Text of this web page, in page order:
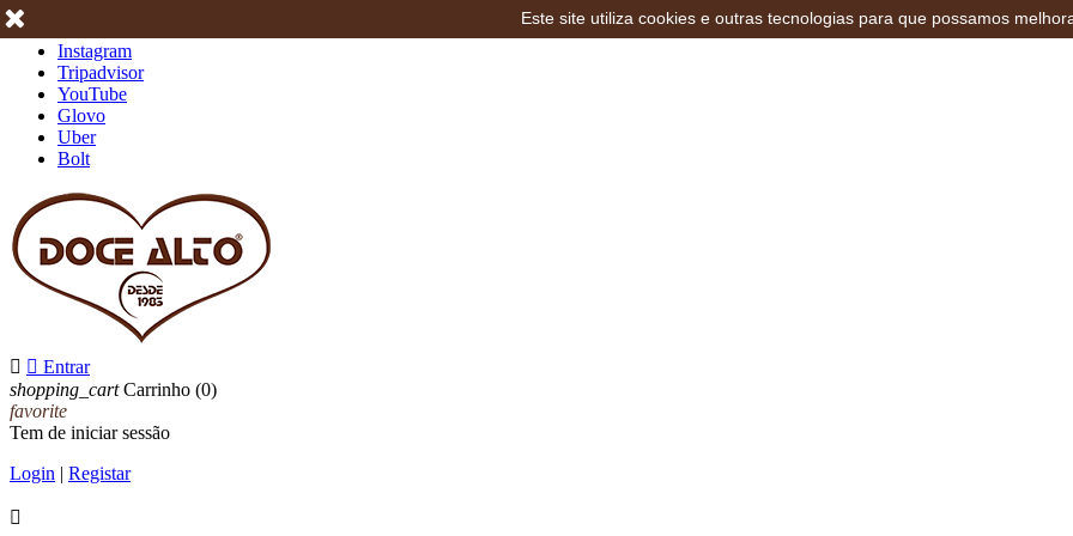
Instagram
Tripadvisor
YouTube
Glovo
Uber
Bolt
  Entrar
shopping_cart Carrinho (0)
favorite
Tem de iniciar sessão
Login | Registar

Este site utiliza cookies e outras tecnologias para que possamos